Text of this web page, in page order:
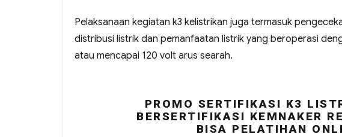
Pelaksanaan kegiatan k3 kelistrikan juga termasuk
distribusi listrik dan pemanfaatan listrik yang beroperasi
atau mencapai 120 volt arus searah.
PROMO SERTIFIKASI K3
BERSERTIFIKASI KEMNAKER
BISA PELATIHAN